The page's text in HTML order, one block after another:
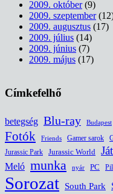
2009. október(9)
2009. szeptember
2009. augusztus (17)
2009. július (14)
2009. június (7)
2009. május (17)
Címkefelhő
betegség Blu-ray Budapest
Fotók Friends Gamer sarok
Jurassic Park
Jurassic World
Meló munka nyár PC
Sorozat South Park